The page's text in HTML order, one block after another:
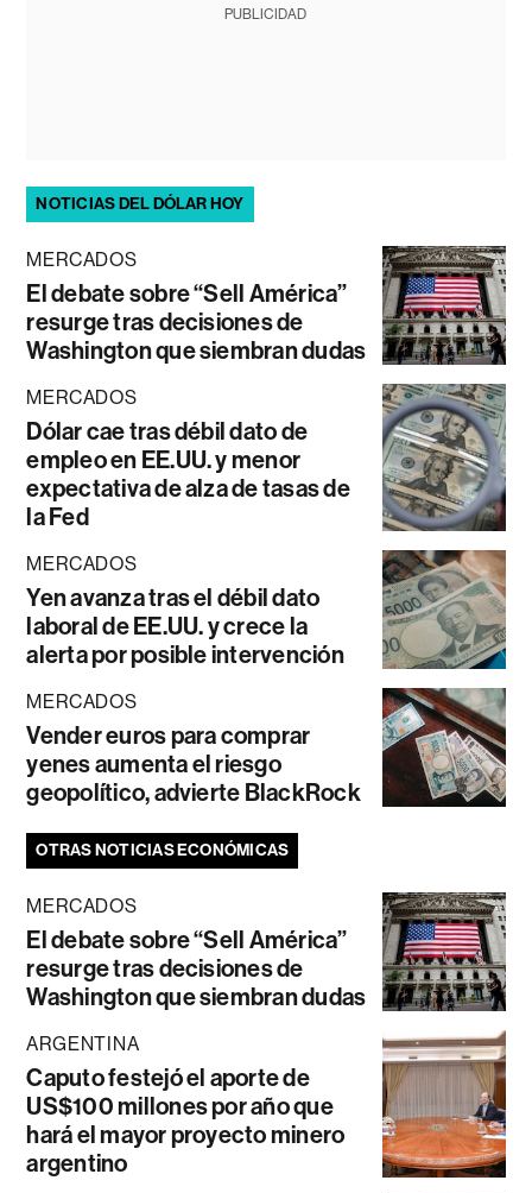
PUBLICIDAD
NOTICIAS DEL DÓLAR HOY
MERCADOS
El debate sobre “Sell América”
resurge tras decisiones de
Washington que siembran dudas
MERCADOS
Dólar cae tras débil dato de
empleo en EE.UU. y menor
expectativa de alza de tasas de
la Fed
MERCADOS
Yen avanza tras el débil dato
laboral de EE.UU. y crece la
alerta por posible intervención
MERCADOS
Vender euros para comprar
yenes aumenta el riesgo
geopolítico, advierte BlackRock
OTRAS NOTICIAS ECONÓMICAS
MERCADOS
El debate sobre “Sell América”
resurge tras decisiones de
Washington que siembran dudas
ARGENTINA
Caputo festejó el aporte de
US$100 millones por año que
hará el mayor proyecto minero
argentino